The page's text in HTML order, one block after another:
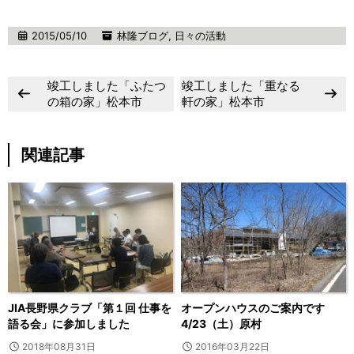
2015/05/10 林隆ブログ, 日々の活動
竣工しました「ふたつ
の箱の家」松本市
竣工しました「重なる
軒の家」松本市
関連記事
JIA長野県クラブ「第１回 仕事を
語る会」に参加しました
2018年08月31日
オープンハウスのご案内です
4/23（土）原村
2016年03月22日